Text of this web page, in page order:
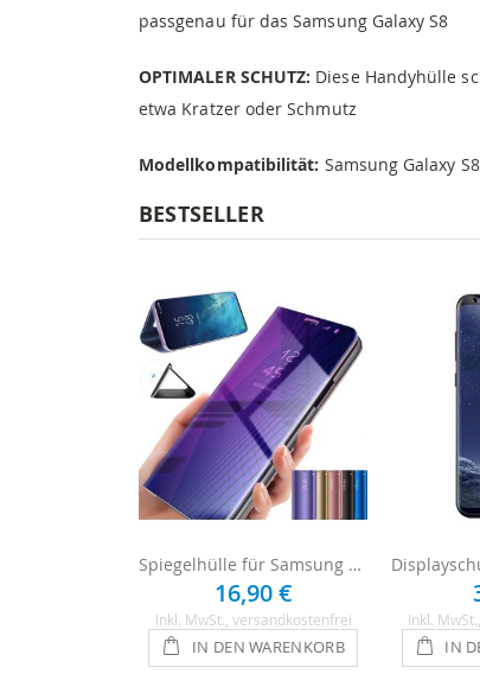
passgenau für das Samsung Galaxy S8
OPTIMALER SCHUTZ: Diese Handyhülle
etwa Kratzer oder Schmutz
Modellkompatibilität: Samsung Galaxy S8
BESTSELLER
Spiegelhülle für Samsung Galaxy S8
16,90 €
Inkl. MwSt. , versandkostenfrei
IN DEN WARENKORB
Inkl. MwSt.
IN